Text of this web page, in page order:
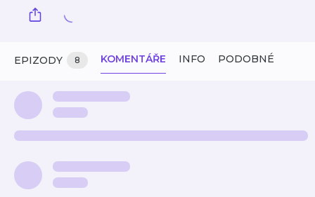
EPIZODY 8 KOMENTÁŘE INFO PODOBNÉ